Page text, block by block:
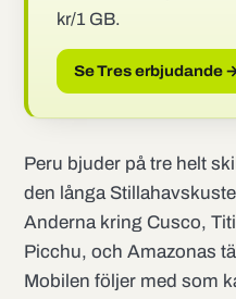
kr/1 GB.
Se Tres erbjudande
Peru bjuder på tre helt
den långa
Anderna kring Cusco,
Picchu, och Amazonas
Mobilen följer med som